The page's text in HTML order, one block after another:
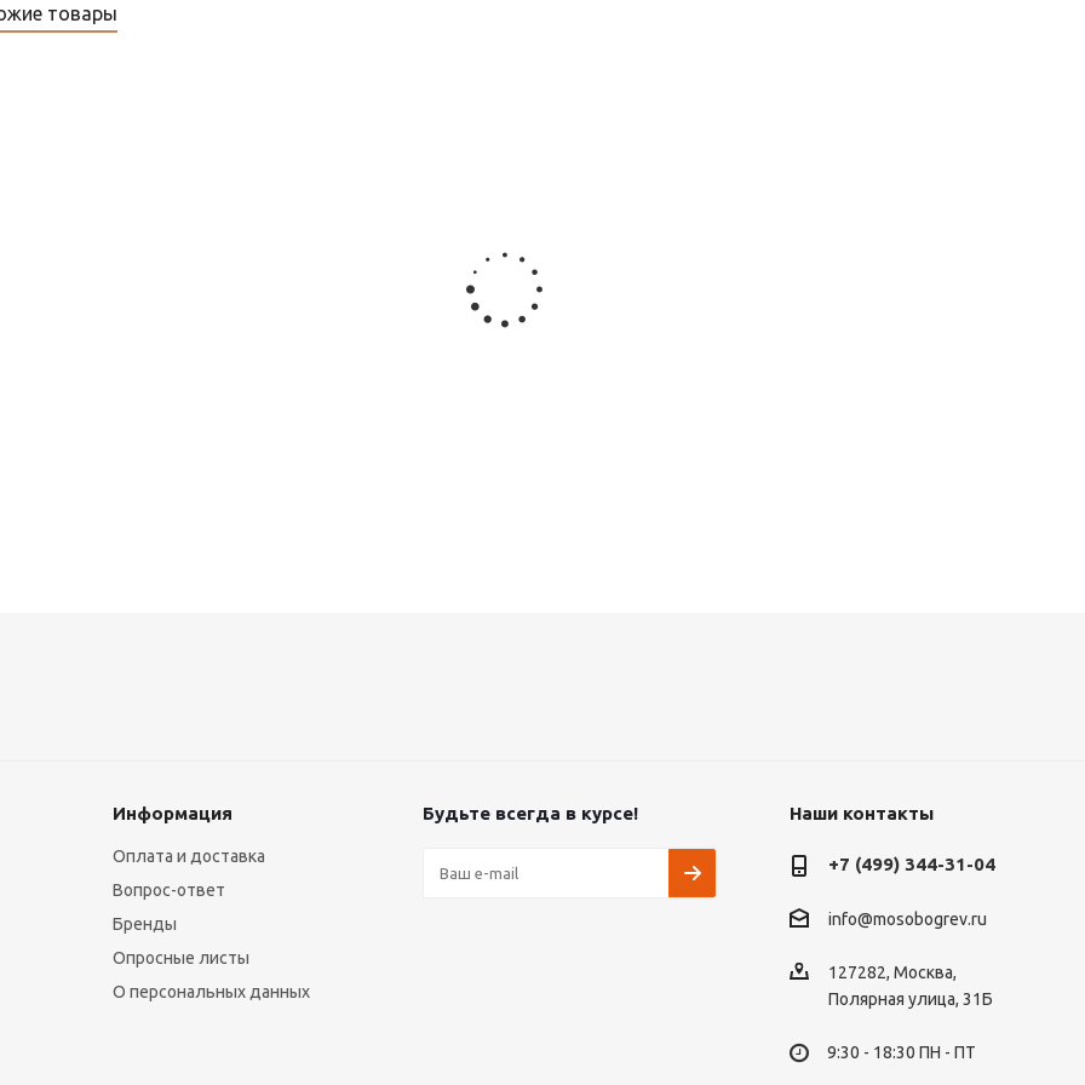
товары
Информация
Оплата и доставка
Вопрос-ответ
Бренды
Опросные листы
О персональных данных
Будьте всегда в курсе! Наши контакты
+7 (499) 344-31-04
info@mosobogrev.ru
127282, Москва,
Полярная улица, 31Б
9:30 - 18:30 ПН - ПТ